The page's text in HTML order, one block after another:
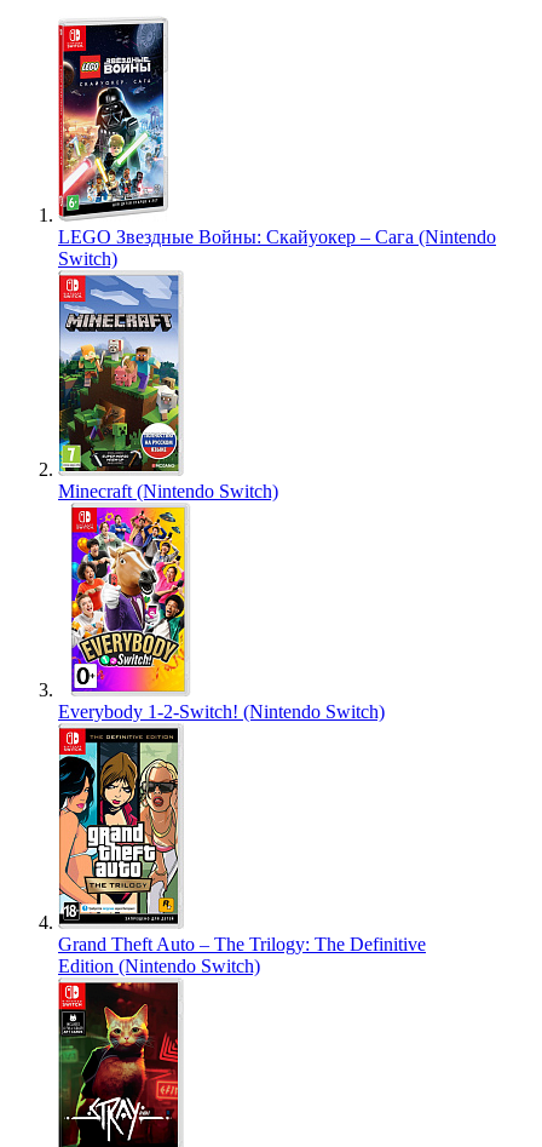
LEGO Звездные Войны: Скайуокер – Сага (Nintendo
Switch)
Minecraft (Nintendo Switch)
Everybody 1-2-Switch! (Nintendo Switch)
Grand Theft Auto – The Trilogy: The Definitive
Edition (Nintendo Switch)